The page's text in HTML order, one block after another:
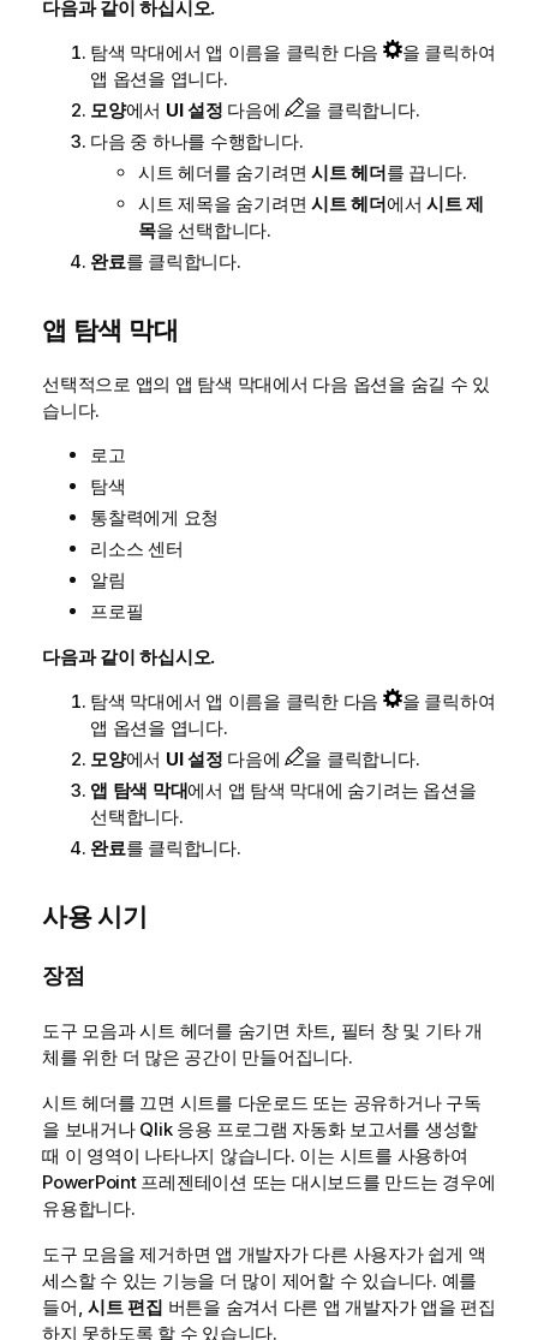
다음과 같이 하십시오.
탐색 막대에서 앱 이름을 클릭한 다음
을 클릭하여
앱 옵션을 엽니다.
모양에서 UI 설정 다음에
을 클릭합니다.
다음 중 하나를 수행합니다.
시트 헤더를 숨기려면 시트 헤더를 끕니다.
시트 제목을 숨기려면 시트 헤더에서 시트 제
목을 선택합니다.
완료를 클릭합니다.
앱 탐색 막대
선택적으로 앱의 앱 탐색 막대에서 다음 옵션을 숨길 수 있
습니다.
로고
탐색
통찰력에게 요청
리소스 센터
알림
프로필
다음과 같이 하십시오.
탐색 막대에서 앱 이름을 클릭한 다음
을 클릭하여
앱 옵션을 엽니다.
모양에서 UI 설정 다음에
을 클릭합니다.
앱 탐색 막대에서 앱 탐색 막대에 숨기려는 옵션을
선택합니다.
완료를 클릭합니다.
사용 시기
장점
도구 모음과 시트 헤더를 숨기면 차트, 필터 창 및 기타 개
체를 위한 더 많은 공간이 만들어집니다.
시트 헤더를 끄면 시트를 다운로드 또는 공유하거나 구독
을 보내거나 Qlik 응용 프로그램 자동화보고서를 생성할
때 이 영역이 나타나지 않습니다. 이는 시트를 사용하여
PowerPoint프레젠테이션 또는 대시보드를 만드는 경우에
유용합니다.
도구 모음을 제거하면 앱 개발자가 다른 사용자가 쉽게 액
세스할 수 있는 기능을 더 많이 제어할 수 있습니다. 예를
들어, 시트 편집 버튼을 숨겨서 다른 앱 개발자가 앱을 편집
하지 못하도록 할 수 있습니다.